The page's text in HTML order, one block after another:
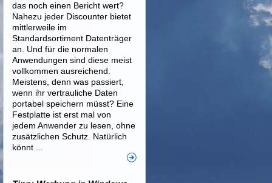
das noch einen Bericht wert?
Nahezu jeder Discounter bietet
mittlerweile im
Standardsortiment Datenträger
an. Und für die normalen
Anwendungen sind diese meist
vollkommen ausreichend.
Meistens, denn was passiert,
wenn ihr vertrauliche Daten
portabel speichern müsst? Eine
Festplatte ist erst mal von
jedem Anwender zu lesen, ohne
zusätzlichen Schutz. Natürlich
könnt ...